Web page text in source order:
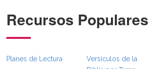
}} }} }}
Recursos Populares
Planes de Lectura
Versículos de la